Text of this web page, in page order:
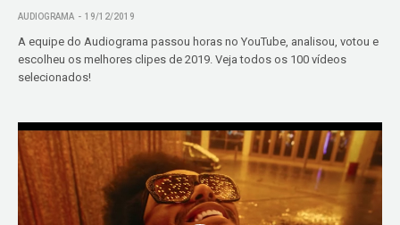
AUDIOGRAMA 19/12/2019
A equipe do Audiograma passou horas no YouTube, analisou, votou e
escolheu os melhores clipes de 2019. Veja todos os 100 vídeos
selecionados!